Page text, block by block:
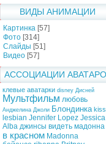
ВИДЫ АНИМАЦИИ
Картинка [57]
Фото [314]
Слайды [51]
Видео [57]
АССОЦИАЦИИ
клевые аватарки disney Дисней
Мультфильм любовь
Анджелина Джоли Блондинка kiss
lesbian Jennifer Lopez Jessica
Alba джинсы видеть мадонна
в красном Madonna